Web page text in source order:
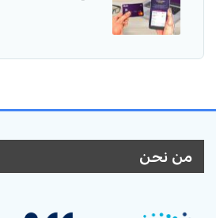
من نحن